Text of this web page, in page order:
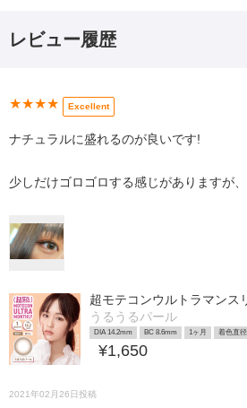
レビュー履歴
★★★★ Excellent
ナチュラルに盛れるのが良いです!
少しだけゴロゴロする感じがありますが
超モテコンウルトラマンス
うるうるパール
DIA 14.2mm BC 8.6mm 1ヶ月 着色直
¥1,650
2021年02月26日投稿